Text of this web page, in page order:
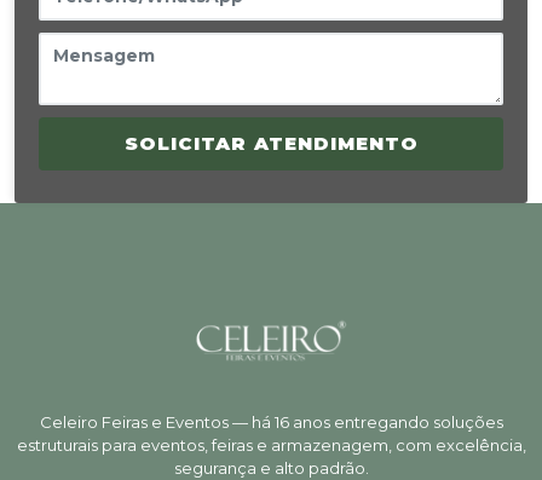
SOLICITAR ATENDIMENTO
Celeiro Feiras e Eventos — há 16 anos entregando soluções
estruturais para eventos, feiras e armazenagem, com excelência,
segurança e alto padrão.